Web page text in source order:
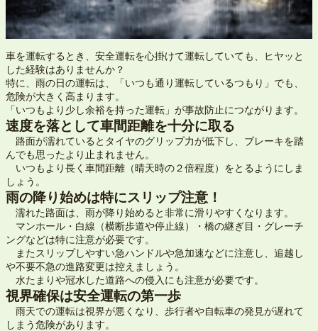
車を運転するとき、安全運転を心掛けて運転していても、ヒヤッと
した経験はありませんか？
特に、雨の日の運転は、「いつも通り運転しているつもり」でも、
危険が大きく高まります。
「いつもより少し余裕を持った運転」が事故防止につながります。
速度を落として車間距離を十分に取る
路面が濡れているとタイヤのグリップ力が低下し、ブレーキを踏
んでも思ったより止まれません。
いつもより長く車間距離（晴天時の２倍程度）をとるようにしま
しょう。
雨の降り始めは特にスリップ注意！
濡れた路面は、雨が降り始めると非常に滑りやすくなります。
マンホール・白線（横断歩道や停止線）・橋の継ぎ目・グレーチ
ングなどは特に注意が必要です。
またスリップしやすい急ハンドルや急加速などに注意し、追越し
や不要不急の進路変更は控えましょう。
水たまりや冠水した道路への侵入にも注意が必要です。
視界確保は安全運転の第一歩
雨天での運転は視界が悪くなり、歩行者や自転車の発見が遅れて
しまう危険があります。